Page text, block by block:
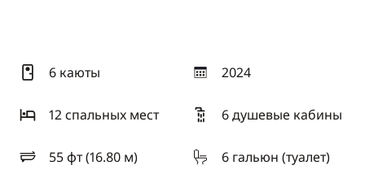
6 каюты 2024
год
12 спальныx мест
6 душевые кабины
55 фт (16.80 м)
длина 6 гальюн (туалет)